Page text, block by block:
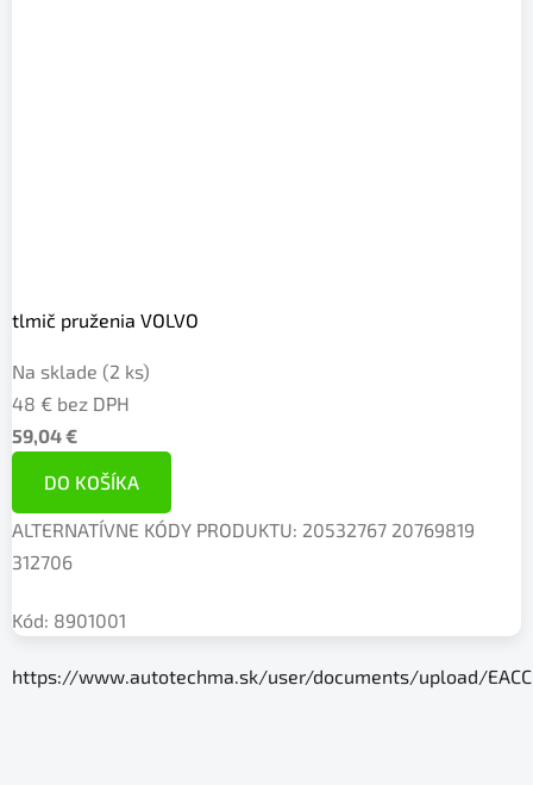
tlmič pruženia VOLVO
Na sklade (2 ks)
48 € bez DPH
59,04 €
DO KOŠÍKA
ALTERNATÍVNE KÓDY PRODUKTU: 20532767 20769819
312706
Kód: 8901001
https://www.autotechma.sk/user/documents/upload/